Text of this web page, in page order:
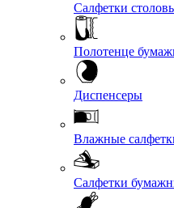
Салфетки
Полотенце
Диспенсеры
Влажные
Салфетки